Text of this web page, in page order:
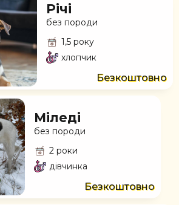
Річі
без породи
1,5 року
хлопчик
Безкоштовно
Міледі
без породи
2 роки
дівчинка
Безкоштовно